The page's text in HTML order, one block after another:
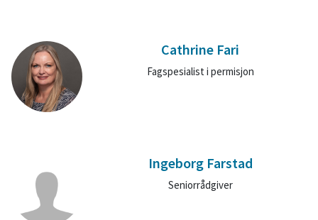
Cathrine Fari
Fagspesialist i permisjon
Ingeborg Farstad
Seniorrådgiver